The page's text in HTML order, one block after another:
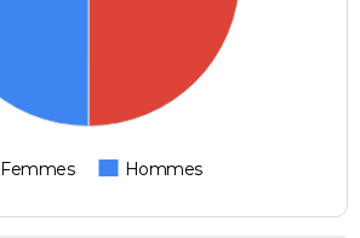
Femmes Hommes